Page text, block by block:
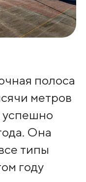
полоса
метров
Она
типы
году